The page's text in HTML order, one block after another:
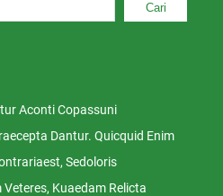
Cari
Aconti Copassuni
Dantur. Quicquid Enim
Sedoloris
Kuaedam Relicta